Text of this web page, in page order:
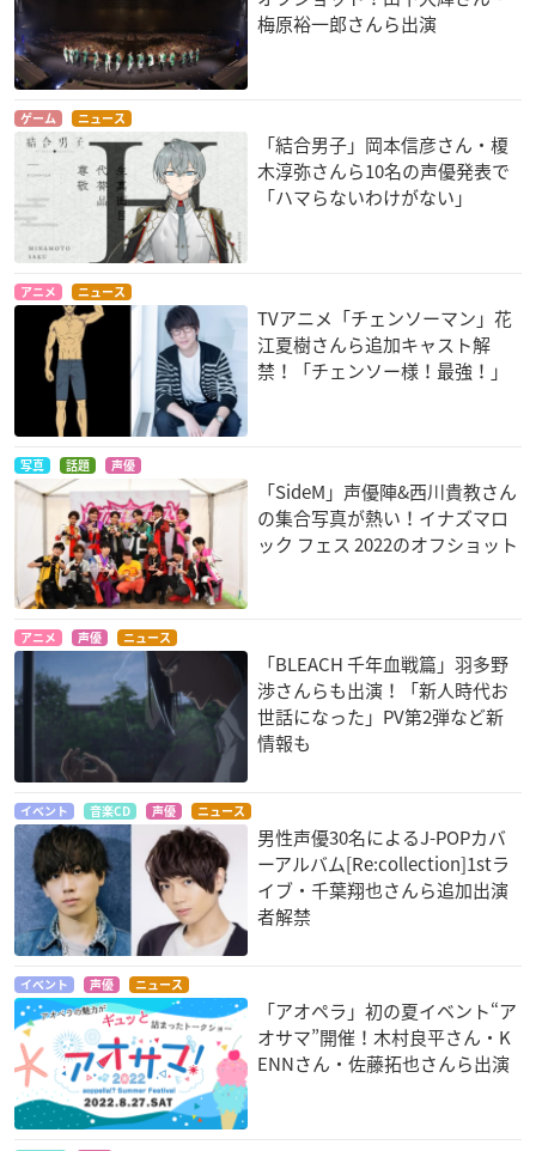
梅原裕一郎さんら出演
ゲーム ニュース
「結合男子」岡本信彦さん・榎
木淳弥さんら10名の声優発表で
「ハマらないわけがない」
アニメ ニュース
TVアニメ「チェンソーマン」花
江夏樹さんら追加キャスト解
禁！「チェンソー様！最強！」
写真 話題 声優
「SideM」声優陣&西川貴教さん
の集合写真が熱い！イナズマロ
ック フェス 2022のオフショット
アニメ 声優 ニュース
「BLEACH 千年血戦篇」羽多野
渉さんらも出演！「新人時代お
世話になった」PV第2弾など新
情報も
イベント 音楽CD 声優 ニュース
男性声優30名によるJ-POPカバ
ーアルバム[Re:collection]1stラ
イブ・千葉翔也さんら追加出演
者解禁
イベント 声優 ニュース
「アオペラ」初の夏イベント“ア
オサマ”開催！木村良平さん・K
ENNさん・佐藤拓也さんら出演